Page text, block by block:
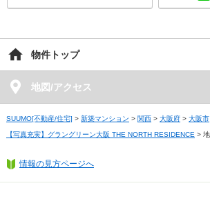
物件トップ
地図/アクセス
SUUMO[不動産/住宅] > 新築マンション > 関西 > 大阪府 > 大阪市
【写真充実】グラングリーン大阪 THE NORTH RESIDENCE >
情報の見方ページへ